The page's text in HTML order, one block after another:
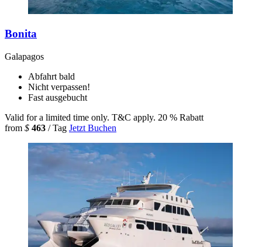
Bonita
Galapagos
Abfahrt bald
Nicht verpassen!
Fast ausgebucht
Valid for a limited time only. T&C apply. 20 % Rabatt
from $ 463 / Tag Jetzt Buchen